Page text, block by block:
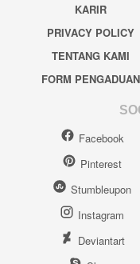
KARIR
PRIVACY POLICY
TENTANG KAMI
FORM PENGADUAN
Facebook
Pinterest
Stumbleupon
Instagram
Deviantart